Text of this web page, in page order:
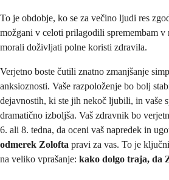
To je obdobje, ko se za večino ljudi res
možgani v celoti prilagodili spremembam v
morali doživljati polne koristi zdravila.
Verjetno boste čutili znatno zmanjšanje
anksioznosti. Vaše razpoloženje bo bolj
dejavnostih, ki ste jih nekoč ljubili, in vaše
dramatično izboljša. Vaš zdravnik bo
6. ali 8. tedna, da oceni vaš napredek in
odmerek Zolofta pravi za vas. To je
na veliko vprašanje: kako dolgo traja, da